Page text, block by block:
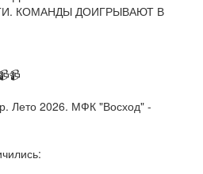
КОМАНДЫ ДОИГРЫВАЮТ В
Лето 2026. МФК "Восход" -